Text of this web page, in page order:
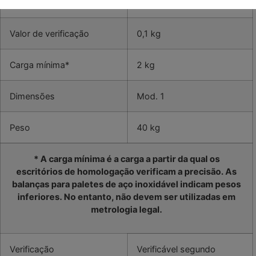
Valor de verificação 0,1 kg
Carga mínima* 2 kg
Dimensões Mod. 1
Peso 40 kg
* A carga mínima é a carga a partir da qual os
escritórios de homologação verificam a precisão. As
balanças para paletes de aço inoxidável indicam pesos
inferiores. No entanto, não devem ser utilizadas em
metrologia legal.
Verificação
Verificável segundo